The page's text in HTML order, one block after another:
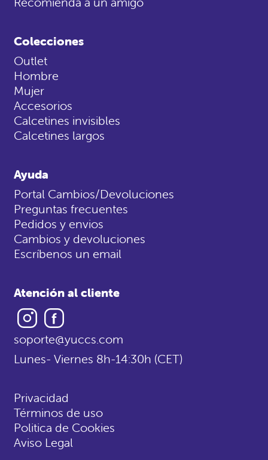
Colecciones
Outlet
Hombre
Mujer
Accesorios
Calcetines invisibles
Calcetines largos
Ayuda
Portal Cambios/Devoluciones
Preguntas frecuentes
Pedidos y envios
Cambios y devoluciones
Escríbenos un email
Atención al cliente
Instagram
soporte@yuccs.com
Lunes- Viernes 8h-14:30h (CET)
Privacidad
Términos de uso
Politica de Cookies
Aviso Legal